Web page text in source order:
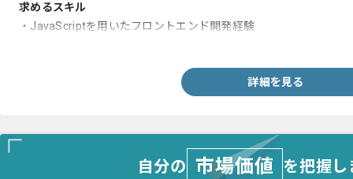
求めるスキル
・JavaScriptを用いたフロントエンド開発経験
詳細を見る
自分の 市場価値 を把握